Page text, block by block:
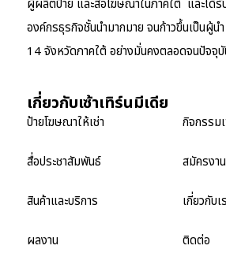
ผู้ผลิตป้าย และสื่อโฆษณาในภาคใต้ และได้รั
องค์กรธุรกิจชั้นนำมากมาย จนก้าวขึ้นเป็นผู้
14 จังหวัดภาคใต้ อย่างมั่นคงตลอดจนปัจจุ
เกี่ยวกับเซ้าเทิร์นมีเดีย
ป้ายโฆษณาให้เช่า
สื่อประชาสัมพันธ์
สินค้าและบริการ
ผลงาน
กิจกรรม
สมัครงาน
เกี่ยวกับเ
ติดต่อ